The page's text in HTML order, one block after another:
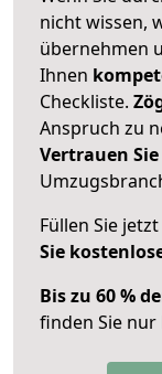
nicht wissen,
übernehmen
Ihnen
Checkliste.
Anspruch zu
Vertrauen
Füllen Sie
Sie
Bis zu 60 %
finden Sie nur